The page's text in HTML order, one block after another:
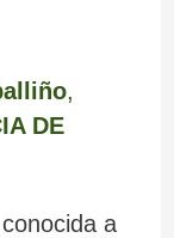
,
DE
a